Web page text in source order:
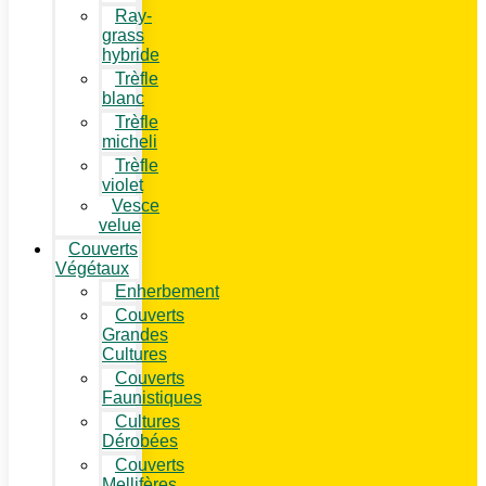
Ray-
grass
hybride
Trèfle
blanc
Trèfle
micheli
Trèfle
violet
Vesce
velue
Couverts
Végétaux
Enherbement
Couverts
Grandes
Cultures
Couverts
Faunistiques
Cultures
Dérobées
Couverts